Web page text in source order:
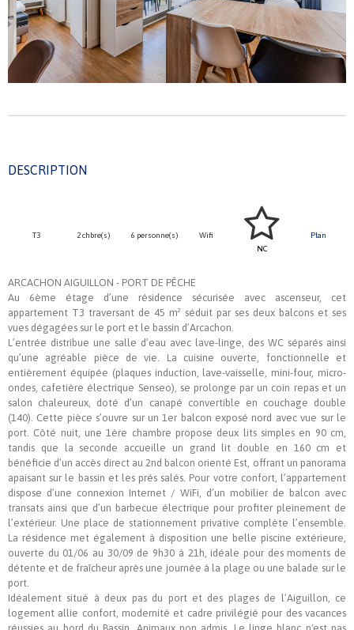
DESCRIPTION
T3 2 chbre(s) 6 personne(s)
Wifi
NC
Plan
ARCACHON AIGUILLON - PORT DE PÊCHE
Au 6ème étage d’une résidence sécurisée avec ascenseur, cet
appartement T3 traversant de 45 m² séduit par ses deux balcons et ses
vues dégagées sur le port et le bassin d’Arcachon.
L’entrée distribue une salle d’eau avec lave-linge, des WC séparés ainsi
qu’une agréable pièce de vie. La cuisine ouverte, fonctionnelle et
entièrement équipée (plaques induction, lave-vaisselle, mini-four, micro-
ondes, cafetière électrique Senseo), se prolonge par un coin repas et un
salon chaleureux, doté d’un canapé convertible en couchage double
(140). Cette pièce s’ouvre sur un 1er balcon exposé nord avec vue sur le
port. Côté nuit, une 1ère chambre propose deux lits simples en 90 cm,
tandis que la seconde accueille un grand lit double en 160 cm et
bénéficie d’un accès direct au 2nd balcon orienté Est, offrant un panorama
apaisant sur le bassin et les prés salés. Pour votre confort, l’appartement
dispose d’une connexion Internet / WiFi, d’un mobilier de balcon avec
transats ainsi que d’un barbecue électrique pour profiter pleinement de
l’extérieur. Une place de stationnement privative complète l’ensemble.
La résidence met également à disposition une belle piscine extérieure,
ouverte du 01/06 au 30/09 de 9h30 à 21h, idéale pour des moments de
détente et de fraîcheur après une journée à la plage ou une balade sur le
port.
Idéalement situé à deux pas du port et des plages de l’Aiguillon, ce
logement allie confort, modernité et cadre privilégié pour des vacances